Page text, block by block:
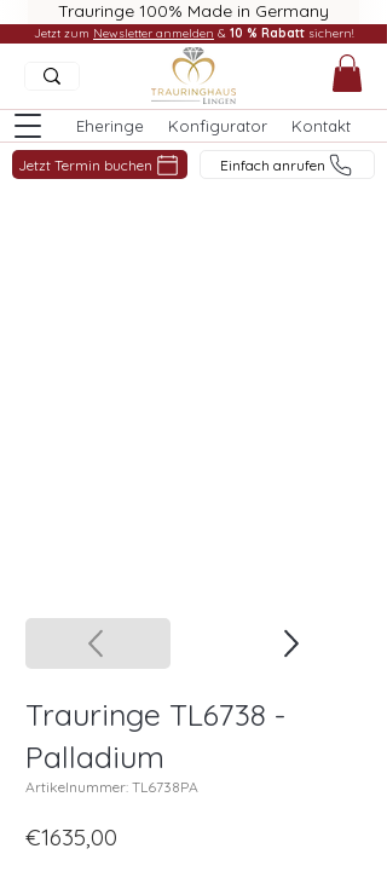
Trauringe 100% Made in Germany
Eheringe Konfigurator Kontakt
Jetzt Termin buchen Einfach anrufen
Jetzt zum Newsletter anmelden & 10 % Rabatt sichern!
Trauringe TL6738 -
Palladium
Artikelnummer: TL6738PA
€1635,00